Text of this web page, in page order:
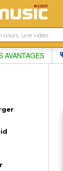
AVANTAGES